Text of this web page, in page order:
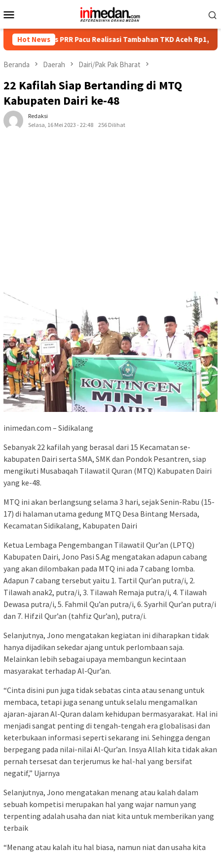
ke
Mobile
Hot News
PRR Pacu Realisasi Tambahan TKD Aceh Rp1,65 Triliun,
Beranda Daerah Dairi/Pak Pak Bharat
22 Kafilah Siap Bertanding di MTQ
Kabupaten Dairi ke-48
Redaksi
Selasa, 16 Mei 2023 - 22:48
256 Dilihat
inimedan.com – Sidikalang
Sebanyak 22 kafilah yang berasal dari 15 Kecamatan se-
kabupaten Dairi serta SMA, SMK dan Pondok Pesantren, siap
mengikuti Musabaqah Tilawatil Quran (MTQ) Kabupaten Dairi
yang ke-48.
MTQ ini akan berlangsung selama 3 hari, sejak Senin-Rabu (15-
17) di halaman utama gedung MTQ Desa Bintang Mersada,
Kecamatan Sidikalang, Kabupaten Dairi
Ketua Lembaga Pengembangan Tilawatil Qur’an (LPTQ)
Kabupaten Dairi, Jono Pasi S.Ag mengatakan adapun cabang
yang akan dilombakan pada MTQ ini ada 7 cabang lomba.
Adapun 7 cabang tersebut yaitu 1. Tartil Qur’an putra/i, 2.
Tilawah anak2, putra/i, 3. Tilawah Remaja putra/i, 4. Tilawah
Dewasa putra/i, 5. Fahmil Qu’an putra/i, 6. Syarhil Qur’an putra/i
dan 7. Hifzil Qur’an (tahfiz Qur’an), putra/i.
Selanjutnya, Jono mengatakan kegiatan ini diharapkan tidak
hanya dijadikan sekedar ajang untuk perlombaan saja.
Melainkan lebih sebagai upaya membangun kecintaan
masyarakat terhadap Al-Qur’an.
“Cinta disini pun juga tidak sebatas cinta atau senang untuk
membaca, tetapi juga senang untuk selalu mengamalkan
ajaran-ajaran Al-Quran dalam kehidupan bermasyarakat. Hal ini
menjadi sangat penting di tengah-tengah era globalisasi dan
keterbukaan informasi seperti sekarang ini. Sehingga dengan
berpegang pada nilai-nilai Al-Qur’an. Insya Allah kita tidak akan
pernah tersesat dan terjerumus ke hal-hal yang bersifat
negatif,” Ujarnya
Selanjutnya, Jono mengatakan menang atau kalah dalam
sebuah kompetisi merupakan hal yang wajar namun yang
terpenting adalah usaha dan niat kita untuk memberikan yang
terbaik
“Menang atau kalah itu hal biasa, namun niat dan usaha kita